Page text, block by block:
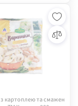
картоплею та смажен